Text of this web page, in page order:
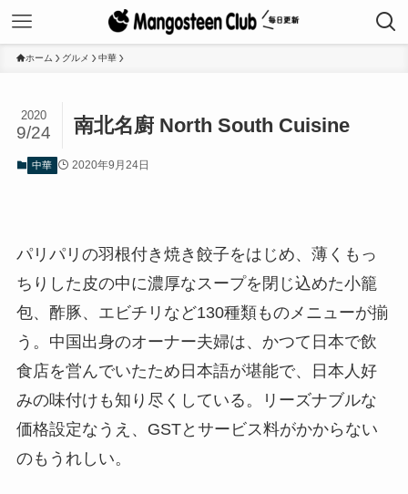
ホーム グルメ 中華
南北名廚 North South Cuisine
2020
9/24
中華 2020年9月24日
パリパリの羽根付き焼き餃子をはじめ、薄くもっ
ちりした皮の中に濃厚なスープを閉じ込めた小籠
包、酢豚、エビチリなど130種類ものメニューが揃
う。中国出身のオーナー夫婦は、かつて日本で飲
食店を営んでいたため日本語が堪能で、日本人好
みの味付けも知り尽くしている。リーズナブルな
価格設定なうえ、GSTとサービス料がかからない
のもうれしい。